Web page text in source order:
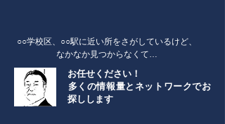
​○○学校区、○○駅に近い所をさがしているけど、
なかなか見つからなくて…
お任せください！
​多くの情報量とネットワークでお
探しします